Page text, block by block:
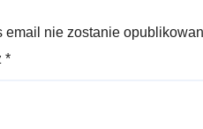
email nie zostanie
*